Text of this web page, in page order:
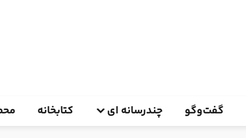
گفت‌وگو چندرسانه ای کتابخانه